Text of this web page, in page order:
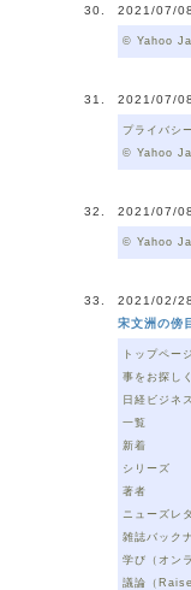
2021/07/
© Yahoo
2021/07/
プライバシ
© Yahoo
2021/07/
© Yahoo
2021/02/
宋文洲の傍
トップペー
事をお探し
日経ビジネ
一覧
新着
シリーズ
著者
ニューズレ
雑誌バック
学び（オン
議論（Raise